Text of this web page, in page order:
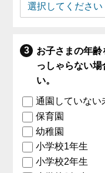
お子さまの年
っしゃらない
い。
通園していない
保育園
幼稚園
小学校1年生
小学校2年生